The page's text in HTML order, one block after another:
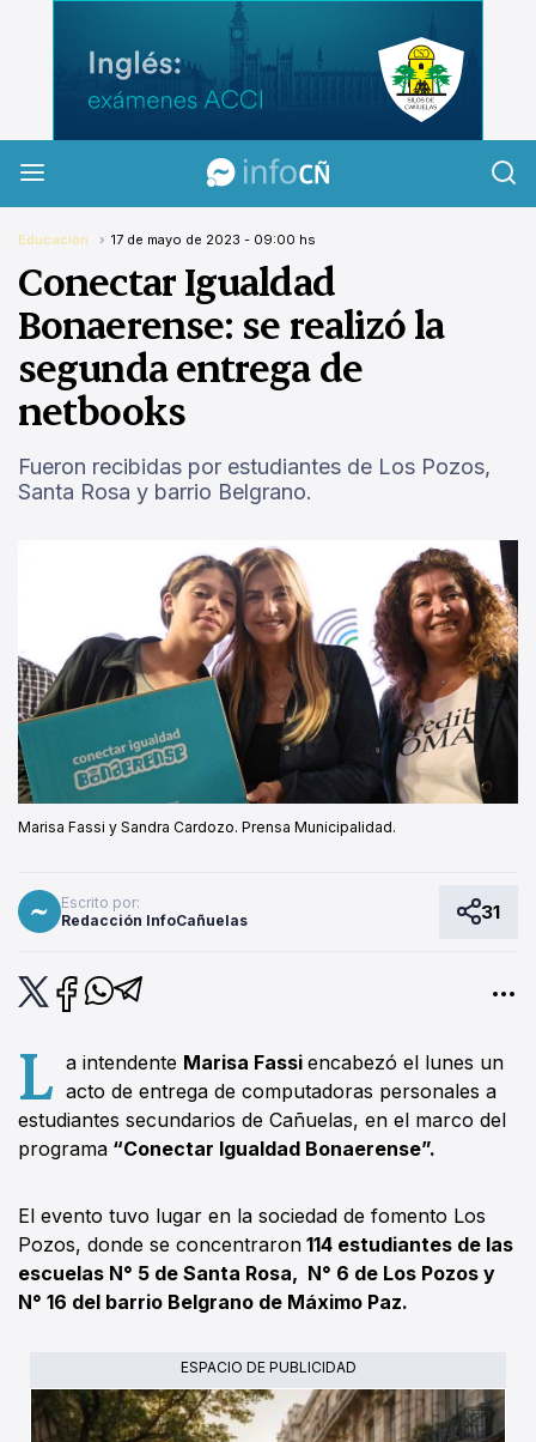
InfoCañuelas
Educación 17 de mayo de 2023 - 09:00 hs
Conectar Igualdad
Bonaerense: se realizó la
segunda entrega de
netbooks
Fueron recibidas por estudiantes de Los Pozos,
Santa Rosa y barrio Belgrano.
Marisa Fassi y Sandra Cardozo. Prensa Municipalidad.
Escrito por:
Redacción InfoCañuelas
31
L a intendente Marisa Fassiencabezó el lunes un
acto de entrega de computadoras personales a
estudiantes secundarios de Cañuelas, en el marco del
programa “Conectar Igualdad Bonaerense”.
El evento tuvo lugar en la sociedad de fomento Los
Pozos, donde se concentraron 114 estudiantes de las
escuelas N° 5 de Santa Rosa, N° 6 de Los Pozos y
N° 16 del barrio Belgrano de Máximo Paz.
ESPACIO DE PUBLICIDAD